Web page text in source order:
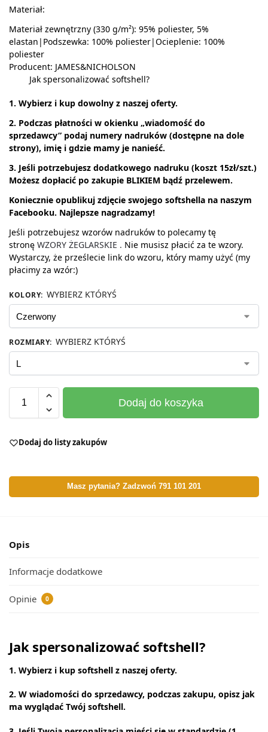
Materiał:
Materiał zewnętrzny (330 g/m²): 95% poliester, 5%
elastan|Podszewka: 100% poliester|Ocieplenie: 100%
poliester
Producent: JAMES&NICHOLSON
Jak spersonalizować softshell?
1. Wybierz i kup dowolny z naszej oferty.
2. Podczas płatności w okienku „wiadomość do
sprzedawcy” podaj numery nadruków (dostępne na dole
strony), imię i gdzie mamy je nanieść.
3. Jeśli potrzebujesz dodatkowego nadruku (koszt 15zł/szt.)
Możesz dopłacić po zakupie BLIKIEM bądź przelewem.
Koniecznie opublikuj zdjęcie swojego softshella na naszym
Facebooku. Najlepsze nagradzamy!
Jeśli potrzebujesz wzorów nadruków to polecamy tę
stronę WZORY ŻEGLARSKIE . Nie musisz płacić za te wzory.
Wystarczy, że prześlecie link do wzoru, który mamy użyć (my
płacimy za wzór:)
KOLORY: WYBIERZ KTÓRYŚ
ROZMIARY: WYBIERZ KTÓRYŚ
Dodaj do koszyka
Dodaj do listy zakupów
Masz pytania? Zadzwoń 791 101 201
Opis
Informacje dodatkowe
Opinie 0
Jak spersonalizować softshell?
1. Wybierz i kup softshell z naszej oferty.
2. W wiadomości do sprzedawcy, podczas zakupu, opisz jak
ma wyglądać Twój softshell.